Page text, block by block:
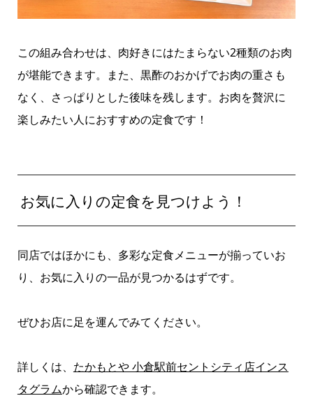
この組み合わせは、肉好きにはたまらない2種類のお肉
が堪能できます。また、黒酢のおかげでお肉の重さも
なく、さっぱりとした後味を残します。お肉を贅沢に
楽しみたい人におすすめの定食です！
お気に入りの定食を見つけよう！
同店ではほかにも、多彩な定食メニューが揃っていお
り、お気に入りの一品が見つかるはずです。
ぜひお店に足を運んでみてください。
詳しくは、 たかもとや 小倉駅前セントシティ店インス
タグラムから確認できます。